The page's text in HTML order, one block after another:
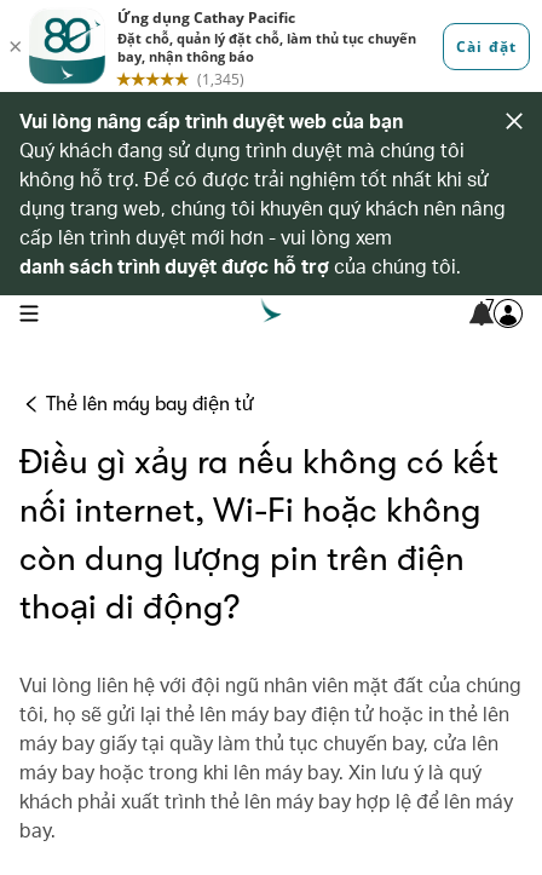
Vui lòng nâng cấp trình duyệt web của bạn
Quý khách đang sử dụng trình duyệt mà chúng tôi
không hỗ trợ. Để có được trải nghiệm tốt nhất khi sử
dụng trang web, chúng tôi khuyên quý khách nên nâng
cấp lên trình duyệt mới hơn - vui lòng xem
danh sách trình duyệt được hỗ trợcủa chúng tôi.
open navigation menu 7
Thẻ lên máy bay điện tử
Điều gì xảy ra nếu không có kết
nối internet, Wi-Fi hoặc không
còn dung lượng pin trên điện
thoại di động?
Vui lòng liên hệ với đội ngũ nhân viên mặt đất của chúng
tôi, họ sẽ gửi lại thẻ lên máy bay điện tử hoặc in thẻ lên
máy bay giấy tại quầy làm thủ tục chuyến bay, cửa lên
máy bay hoặc trong khi lên máy bay. Xin lưu ý là quý
khách phải xuất trình thẻ lên máy bay hợp lệ để lên máy
bay.